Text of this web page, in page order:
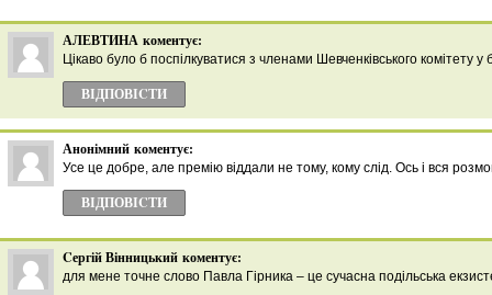
АЛЕВТИНА коментує:
Цікаво було б поспілкуватися з членами Шевченківського комітету у
ВІДПОВІCТИ
Анонімний коментує:
Усе це добре, але премію віддали не тому, кому слід. Ось і вся
ВІДПОВІCТИ
Cергій Вінницький коментує:
для мене точне слово Павла Гірника – це сучасна подільська